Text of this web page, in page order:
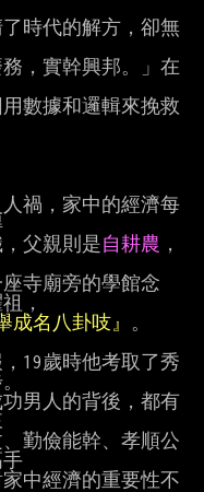
時代的解方，卻無
，實幹興邦。」在
數據和邏輯來挽救
禍，家中的經濟每
父親則是自耕農 ，
寺廟旁的學館念
，
成名八卦吱』
。
19歲時他考取了秀
男人的背後，都有
勤儉能幹、孝順公
中經濟的重要性不